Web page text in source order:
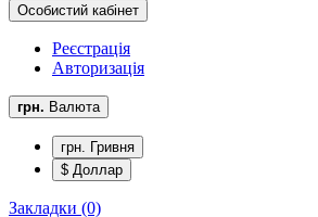
Особистий кабінет
Реєстрація
Авторизація
грн. Валюта
грн. Гривня
$ Доллар
Закладки (0)